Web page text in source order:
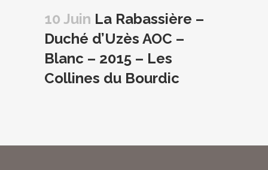
10 Juin La Rabassière –
Duché d’Uzès AOC –
Blanc – 2015 – Les
Collines du Bourdic